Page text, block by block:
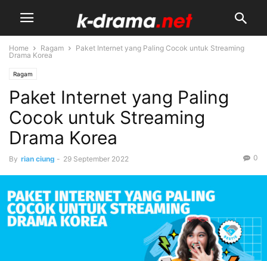
Home Ragam
Paket Internet yang Paling Cocok untuk Streaming
Drama Korea
Ragam
Paket Internet yang Paling
Cocok untuk Streaming
Drama Korea
By rian ciung - 29 September 2022 0